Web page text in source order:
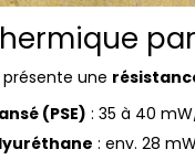
présente une
(PSE) : 35 à 40
: env. 28